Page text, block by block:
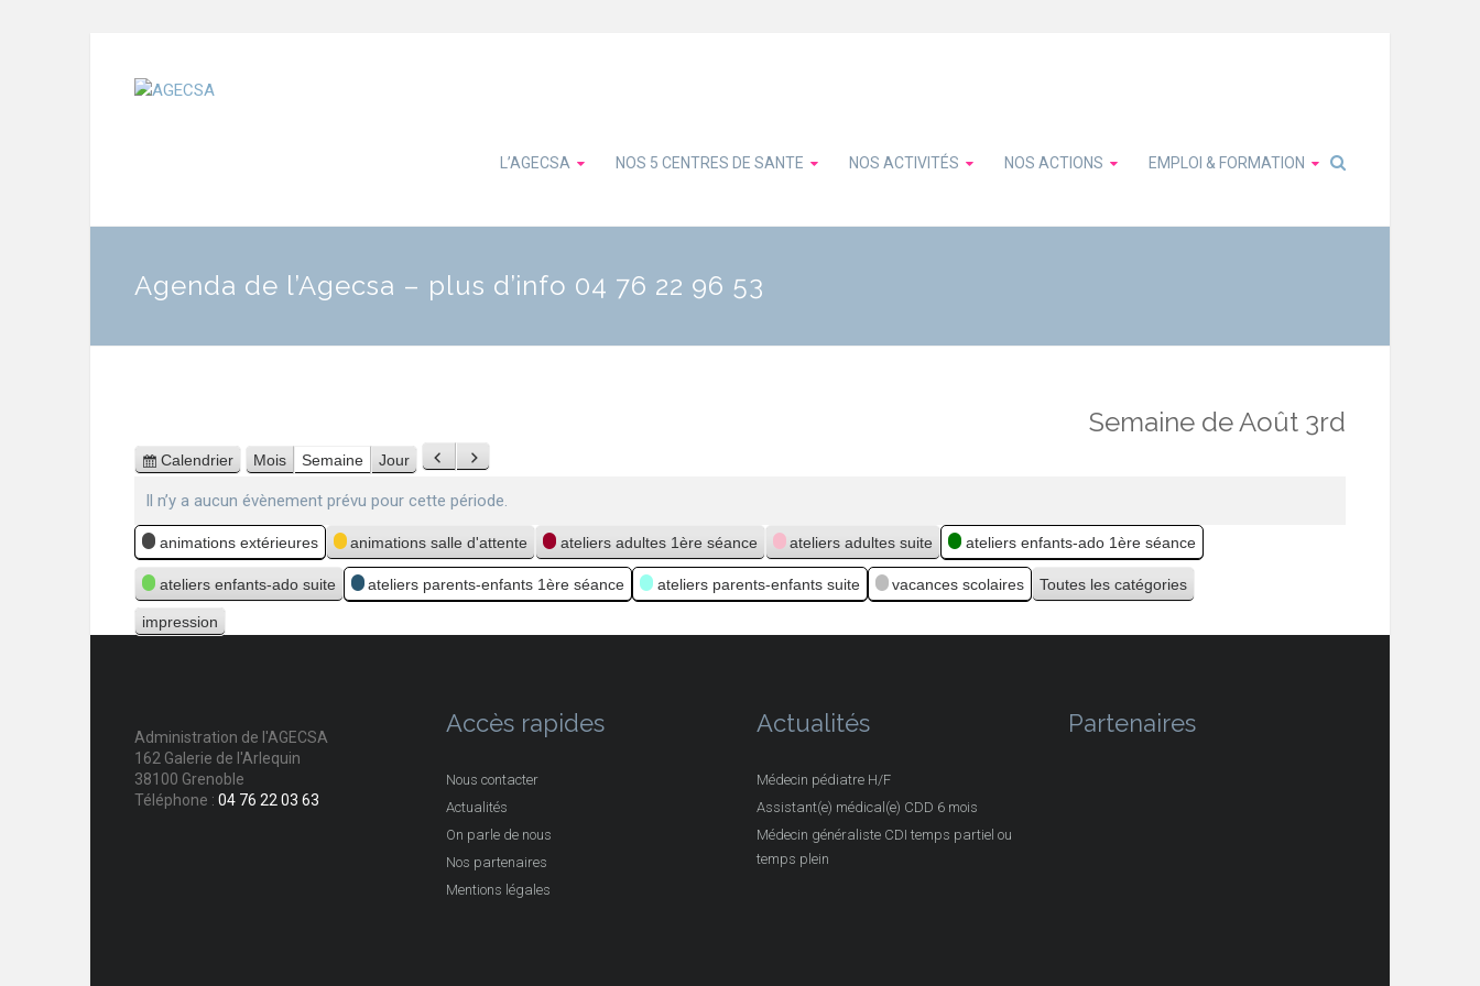
L’AGECSA NOS 5 CENTRES DE SANTE NOS ACTIVITÉS NOS ACTIONS EMPLOI & FORMATION
Agenda de l’Agecsa – plus d’info 04 76 22 96 53
Semaine de Août 3rd
Vue
Calendrier Mois Semaine Jour Précédent
Suivant
Il n’y a aucun évènement prévu pour cette période.
Catégories
animations extérieures animations salle d'attente ateliers adultes 1ère séance ateliers adultes suite ateliers enfants-ado 1ère séance
ateliers enfants-ado suite ateliers parents-enfants 1ère séance ateliers parents-enfants suite vacances scolaires Toutes les catégories
Vue
impression
Administration de l'AGECSA
162 Galerie de l'Arlequin
38100 Grenoble
Téléphone : 04 76 22 03 63
Accès rapides
Nous contacter
Actualités
On parle de nous
Nos partenaires
Mentions légales
Actualités
Médecin pédiatre H/F
Assistant(e) médical(e) CDD 6 mois
Médecin généraliste CDI temps partiel ou
temps plein
Partenaires